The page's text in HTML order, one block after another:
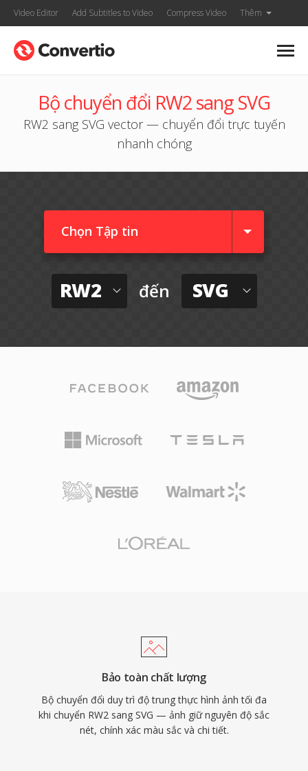
Video Editor Add Subtitles to Video Compress Video Thêm
Bộ chuyển đổi RW2 sang SVG
RW2 sang SVG vector — chuyển đổi trực tuyến
nhanh chóng
Chọn Tập tin
RW2 đến SVG
Bảo toàn chất lượng
Bộ chuyển đổi duy trì độ trung thực hình ảnh tối đa
khi chuyển RW2 sang SVG — ảnh giữ nguyên độ sắc
nét, chính xác màu sắc và chi tiết.